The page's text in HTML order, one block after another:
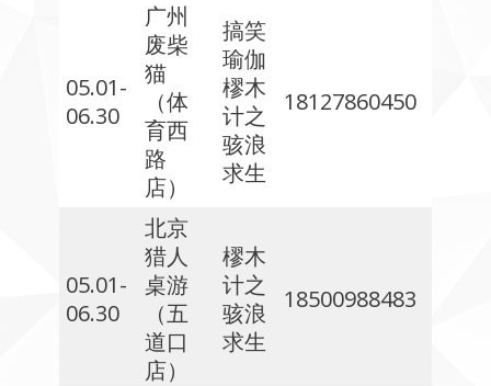
05.01-
06.30
广州
废柴
猫
（体
育西
路
店）
搞笑
瑜伽
樛木
计之
骇浪
求生
18127860450
05.01-
06.30
北京
猎人
桌游
（五
道口
店）
樛木
计之
骇浪
求生
18500988483